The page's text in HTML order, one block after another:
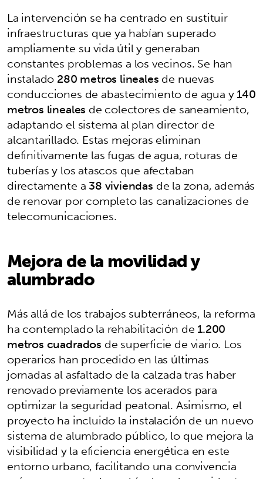
La intervención se ha centrado en sustituir
infraestructuras que ya habían superado
ampliamente su vida útil y generaban
constantes problemas a los vecinos. Se han
instalado280 metros linealesde nuevas
conducciones de abastecimiento de agua y140
metros lineales de colectores de saneamiento,
adaptando el sistema al plan director de
alcantarillado. Estas mejoras eliminan
definitivamente las fugas de agua, roturas de
tuberías y los atascos que afectaban
directamente a38 viviendas de la zona, además
de renovar por completo las canalizaciones de
telecomunicaciones.
Mejora de la movilidad y
alumbrado
Más allá de los trabajos subterráneos, la reforma
ha contemplado la rehabilitación de1.200
metros cuadrados de superficie de viario. Los
operarios han procedido en las últimas
jornadas al asfaltado de la calzada tras haber
renovado previamente los acerados para
optimizar la seguridad peatonal. Asimismo, el
proyecto ha incluido la instalación de un nuevo
sistema de alumbrado público, lo que mejora la
visibilidad y la eficiencia energética en este
entorno urbano, facilitando una convivencia